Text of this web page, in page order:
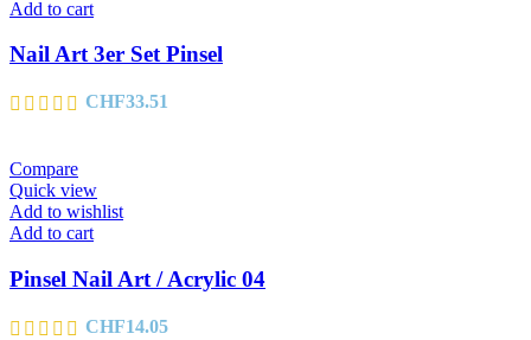
Add to cart
Nail Art 3er Set Pinsel
CHF33.51
Compare
Quick view
Add to wishlist
Add to cart
Pinsel Nail Art / Acrylic 04
CHF14.05